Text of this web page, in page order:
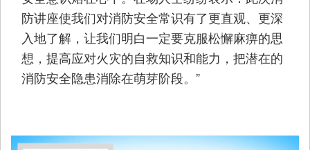
防讲座使我们对消防安全常识有了更直观、更深
入地了解，让我们明白一定要克服松懈麻痹的思
想，提高应对火灾的自救知识和能力，把潜在的
消防安全隐患消除在萌芽阶段。”